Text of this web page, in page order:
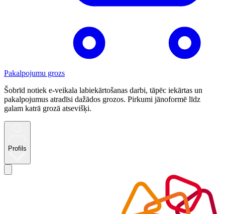
Pakalpojumu grozs
Šobrīd notiek e-veikala labiekārtošanas darbi, tāpēc iekārtas un
pakalpojumus atradīsi dažādos grozos. Pirkumi jānoformē līdz
galam katrā grozā atsevišķi.
Profils